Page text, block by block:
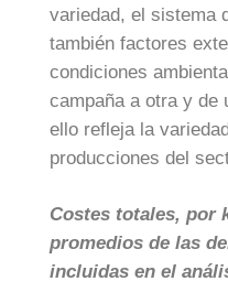
variedad, el sistema
también factores
condiciones
campaña a otra y de
ello refleja la
producciones del
Costes totales, por
promedios de las
incluidas en el